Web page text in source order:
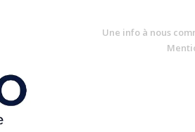
Une info à nous